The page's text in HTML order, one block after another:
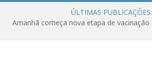
ÚLTIMAS PUBLICAÇÕES: